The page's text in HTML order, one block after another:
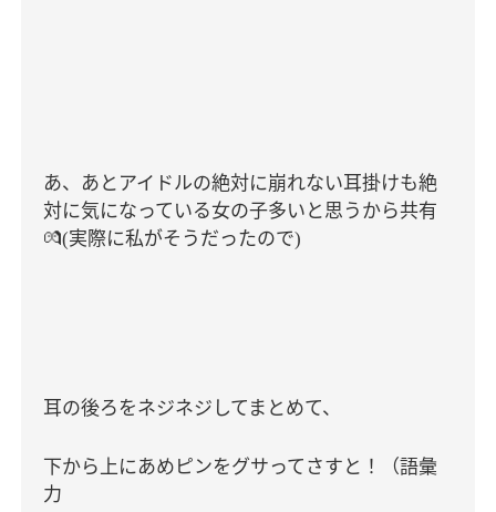
あ、あとアイドルの絶対に崩れない耳掛けも絶
対に気になっている女の子多いと思うから共有
💏(実際に私がそうだったので)
耳の後ろをネジネジしてまとめて、
下から上にあめピンをグサってさすと！（語彙
力